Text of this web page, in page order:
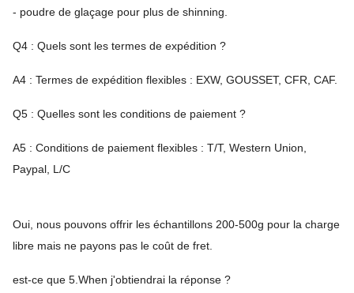
- poudre de glaçage pour plus de shinning.
Q4 : Quels sont les termes de expédition ?
A4 : Termes de expédition flexibles : EXW, GOUSSET, CFR, CAF.
Q5 : Quelles sont les conditions de paiement ?
A5 : Conditions de paiement flexibles : T/T, Western Union,
Paypal, L/C
Oui, nous pouvons offrir les échantillons 200-500g pour la charge
libre mais ne payons pas le coût de fret.
est-ce que 5.When j'obtiendrai la réponse ?